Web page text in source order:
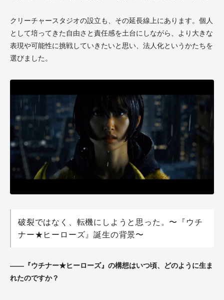
クリーチャースタジオの設立も、その延長線上にあります。個人
として培ってきた自由さと責任感を土台にしながら、より大きな
表現や可能性に挑戦していきたいと思い、法人化というかたちを
選びました。
破裂ではなく、転機にしようと思った。〜『ウチ
ナー★ヒーローズ』誕生の背景〜
——『ウチナー★ヒーローズ』の構想はいつ頃、どのように生ま
れたのですか？